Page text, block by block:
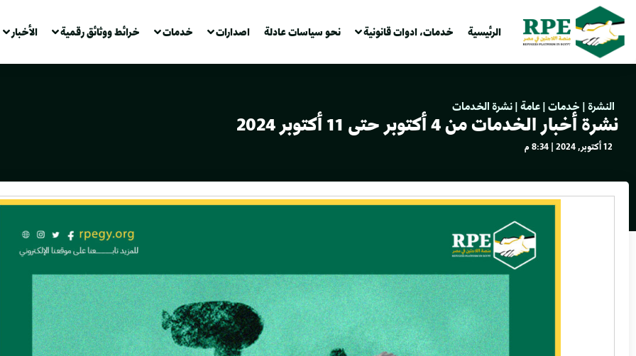
الرئيسية خدمات، ادوات قانونية نحو سياسات عادلة اصدارات خدمات خرائط ووثائق رقمية الأخبار
النشرة|خدمات|عامة|نشرة الخدمات
نشرة أخبار الخدمات من 4 أكتوبر حتى 11 أكتوبر 2024
12 أكتوبر, 2024 | 8:34 م